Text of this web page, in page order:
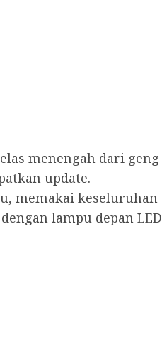
menengah dari geng
update.
memakai keseluruhan
lampu depan LED